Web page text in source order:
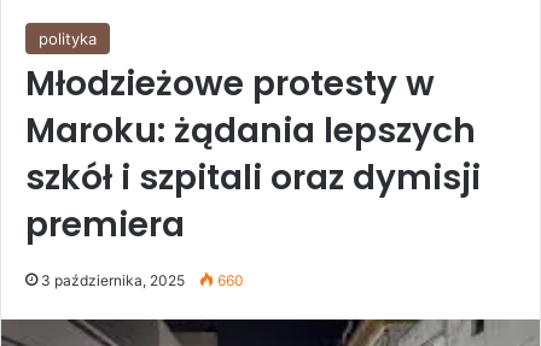
polityka
Młodzieżowe protesty w
Maroku: żądania lepszych
szkół i szpitali oraz dymisji
premiera
3 października, 2025 660